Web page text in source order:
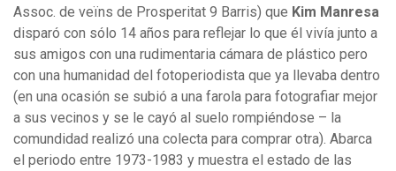
Assoc. de veïns de Prosperitat 9 Barris) que Kim Manresa
disparó con sólo 14 años para reflejar lo que él vivía junto a
sus amigos con una rudimentaria cámara de plástico pero
con una humanidad del fotoperiodista que ya llevaba dentro
(en una ocasión se subió a una farola para fotografiar mejor
a sus vecinos y se le cayó al suelo rompiéndose – la
comundidad realizó una colecta para comprar otra). Abarca
el periodo entre 1973-1983 y muestra el estado de las